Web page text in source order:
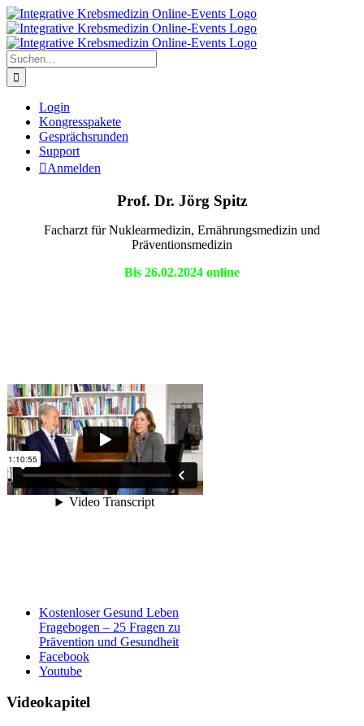
Zum
Inhalt
springen
Suche
nach:
Login
Kongresspakete
Gesprächsrunden
Support
Anmelden
Prof. Dr. Jörg Spitz
Facharzt für Nuklearmedizin, Ernährungsmedizin und
Präventionsmedizin
Bis 26.02.2024 online
Kostenloser Gesund Leben
Fragebogen – 25 Fragen zu
Prävention und Gesundheit
Facebook
Youtube
Videokapitel